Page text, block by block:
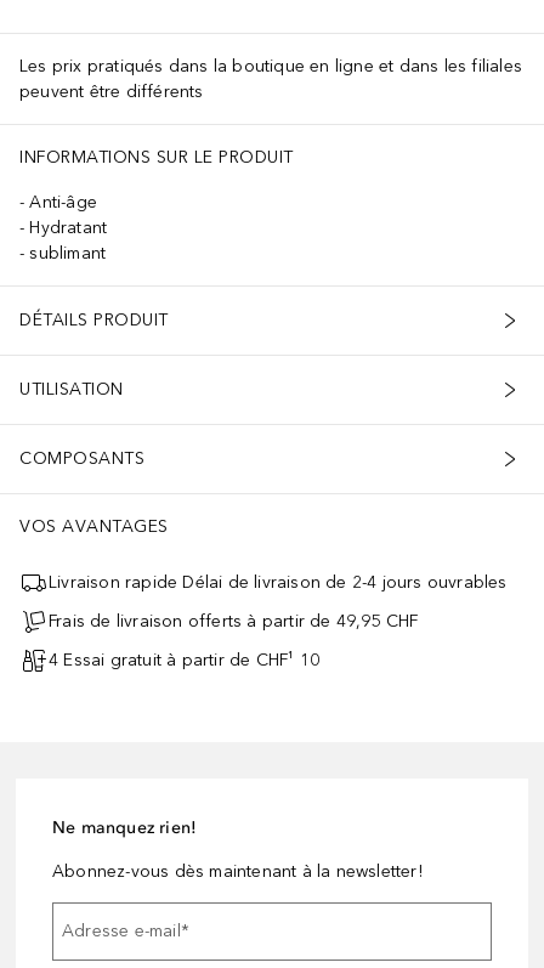
Les prix pratiqués dans la boutique en ligne et dans les filiales
peuvent être différents
INFORMATIONS SUR LE PRODUIT
Anti-âge
Hydratant
sublimant
DÉTAILS PRODUIT
UTILISATION
COMPOSANTS
VOS AVANTAGES
Livraison rapide Délai de livraison de 2-4 jours ouvrables
Frais de livraison offerts à partir de 49,95 CHF
4 Essai gratuit à partir de CHF¹ 10
Ne manquez rien!
Abonnez-vous dès maintenant à la newsletter!
Adresse e-mail*